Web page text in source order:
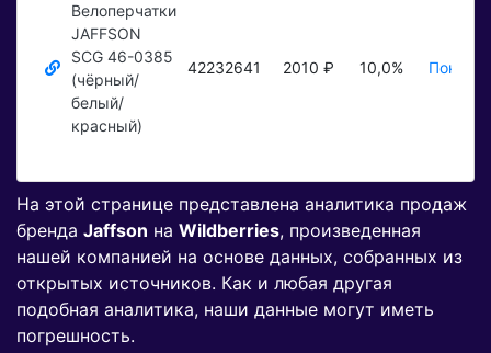
Велоперчатки
JAFFSON
SCG 46-0385
(чёрный/
белый/
красный)
42232641 2010 ₽ 10,0%
На этой странице представлена аналитика продаж
бренда Jaffson на Wildberries, произведенная
нашей компанией на основе данных, собранных из
открытых источников. Как и любая другая
подобная аналитика, наши данные могут иметь
погрешность.